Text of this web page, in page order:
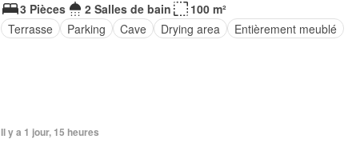
3 Pièces
2 Salles de bain
100 m²
Terrasse
Parking Cave Drying area Entièrement meublé
Il y a 1 jour, 15 heures